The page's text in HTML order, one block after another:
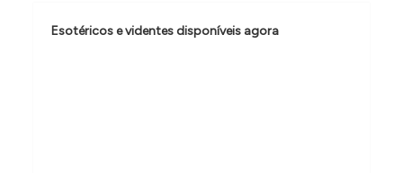
d
Esotéricos e videntes disponíveis agora